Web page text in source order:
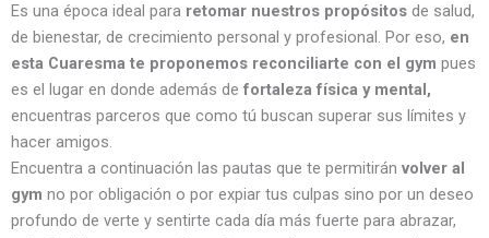
Es una época ideal para retomar nuestros propósitos de salud,
de bienestar, de crecimiento personal y profesional. Por eso, en
esta Cuaresma te proponemos reconciliarte con el gym pues
es el lugar en donde además de fortaleza física y mental,
encuentras parceros que como tú buscan superar sus límites y
hacer amigos.
Encuentra a continuación las pautas que te permitirán volver al
gym no por obligación o por expiar tus culpas sino por un deseo
profundo de verte y sentirte cada día más fuerte para abrazar,